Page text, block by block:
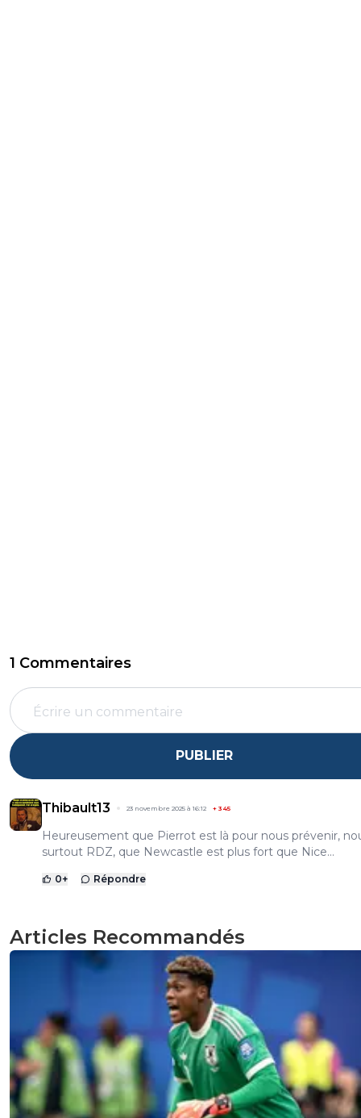
1 Commentaires
PUBLIER
Thibault13 23 novembre 2025 à 16:12 + 345
Heureusement que Pierrot est là pour nous prévenir,
surtout RDZ, que Newcastle est plus fort que Nice...
0+ Répondre
Articles Recommandés